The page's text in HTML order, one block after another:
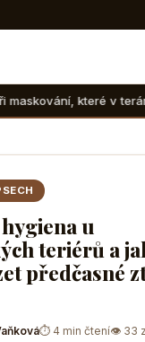
sotva najdete
u
teriérů a
předčasné
⏱ 4 min čtení👁 33